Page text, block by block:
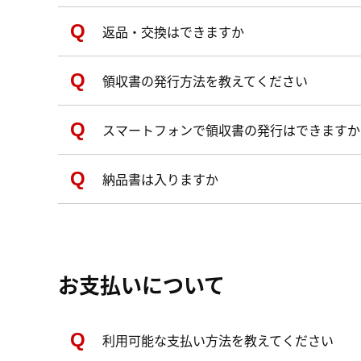
返品・交換はできますか
領収書の発行方法を教えてください
スマートフォンで領収書の発行はできます
納品書は入りますか
お支払いについて
利用可能な支払い方法を教えてください